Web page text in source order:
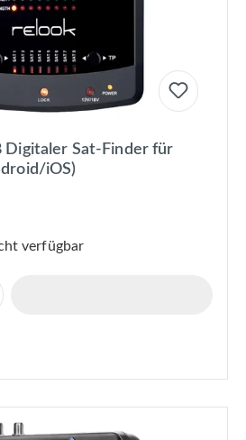
Digitaler Sat-Finder für
iOS)
verfügbar